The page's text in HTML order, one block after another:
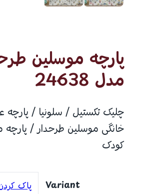
پارچه موسلین
مدل 24638
چلیک تکستیل / سلونیا /
خانگی موسلین طرحدار / پارچه
کودک
Variant پاک